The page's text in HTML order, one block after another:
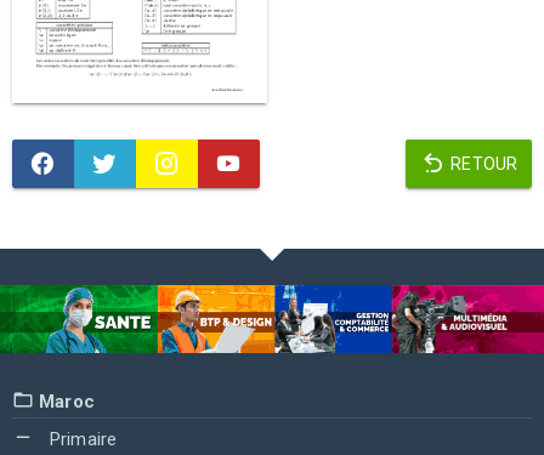
RETOUR
Maroc
Primaire